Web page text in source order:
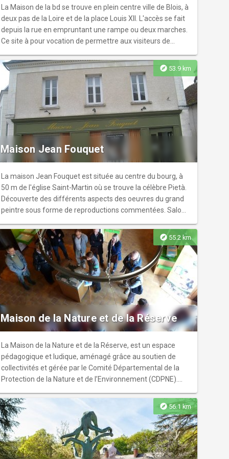
forge, œnologie, créations d'objets en macramé, en cuir...
La Maison de la bd se trouve en plein centre ville de Blois, à
deux pas de la Loire et de la place Louis XII. L'accès se fait
depuis la rue en empruntant une rampe ou deux marches.
Ce site à pour vocation de permettre aux visiteurs de
résidence d'auteur et de lieu de stage pour les écoles. La
partie pédagogique met à disposition 2 salles : pour le
dessin et pour le travail sur PC et une dernière polyvalente
(ateliers, expositions, conférence). Et pendant les
vacances scolaires (sauf celles de la Toussaint et de Noël),
des ateliers de pratiques artistiques sont organisés pour
tous.
explore 53.9 km
Maison Jean Fouquet
La maison Jean Fouquet est située au centre du bourg, à
50 m de l'église Saint-Martin où se trouve la célèbre Pietà.
Découverte des différents aspects des oeuvres du grand
peintre sous forme de reproductions commentées. Salon
explore 55.2 km
Maison de la Nature et de la Réserve
La Maison de la Nature et de la Réserve, est un espace
pédagogique et ludique, aménagé grâce au soutien de
collectivités et gérée par le Comité Départemental de la
Protection de la Nature et de l’Environnement (CDPNE).
Pierre et Vitain, elle accueille le public curieux de nature
toute l’année. Durant les vacances scolaires de printemps,
été et automne, venez participer aux « Ateliers et Sorties
Nature » : l’équipe d’animation propose aux familles ou
aux enfants de découvrir la réserve naturelle au travers de
explore56.1 km